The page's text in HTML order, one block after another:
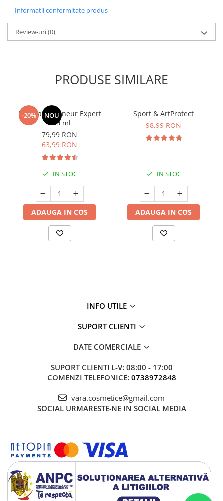
Informatii conformitate produs
Review-uri(0)
PRODUSE SIMILARE
-20% NOU
Manhaē Draineur Expert
500 ml
79,99 RON
63,99 RON
IN STOC
ADAUGA IN COS
Sport & ArtProtect
98,99 RON
IN STOC
ADAUGA IN COS
INFO UTILE
SUPORT CLIENTI
DATE COMERCIALE
SUPORT CLIENTI L-V: 08:00 - 17:00
COMENZI TELEFONICE: 0738972848
vara.cosmetice@gmail.com
SOCIAL URMARESTE-NE IN SOCIAL MEDIA